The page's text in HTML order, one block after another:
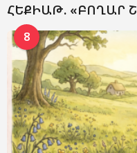
ՀԵՔԻԱԹ. «ԲՈՂԱՐ
8